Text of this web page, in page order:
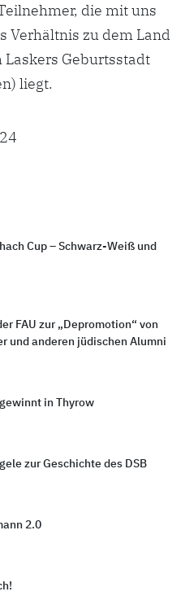
die mit uns
Verhältnis zu dem Land
Geburtsstadt
liegt.
Cup – Schwarz-Weiß und
FAU zur „Depromotion“ von
und anderen jüdischen Alumni
in Thyrow
zur Geschichte des DSB
2.0